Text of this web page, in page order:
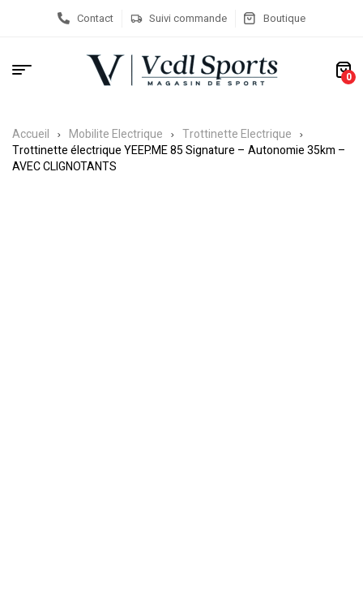
Contact Suivi commande Boutique
0
Accueil Mobilite Electrique
Trottinette Electrique
Trottinette électrique YEEP.ME 85 Signature – Autonomie 35km –
AVEC CLIGNOTANTS